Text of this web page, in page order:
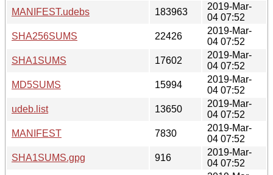
MANIFEST.udebs
183963
2019-Mar-
04 07:52
SHA256SUMS
22426
2019-Mar-
04 07:52
SHA1SUMS
17602
2019-Mar-
04 07:52
MD5SUMS
15994
2019-Mar-
04 07:52
udeb.list
13650
2019-Mar-
04 07:52
MANIFEST
7830
2019-Mar-
04 07:52
SHA1SUMS.gpg
916
2019-Mar-
04 07:52